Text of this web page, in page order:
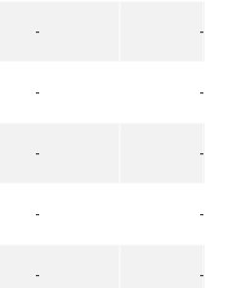
- -
- -
- -
- -
- -